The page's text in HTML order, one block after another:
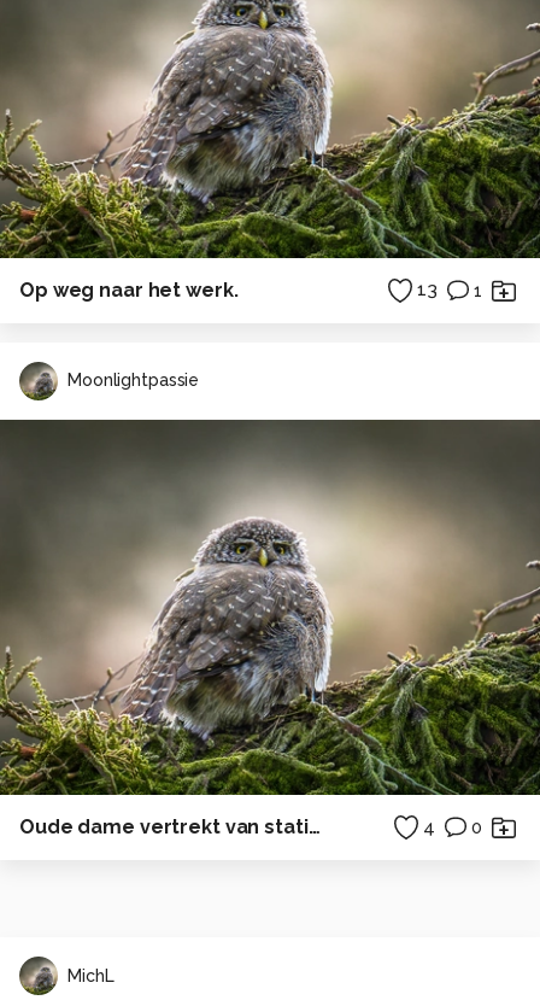
Op weg naar het werk. 13 1
Moonlightpassie
Oude dame vertrekt van station 4 0
MichL